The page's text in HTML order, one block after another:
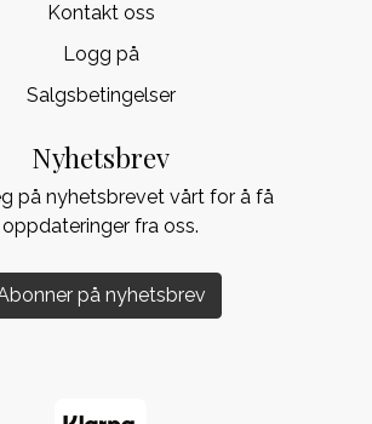
Kontakt oss
Logg på
Salgsbetingelser
Nyhetsbrev
på nyhetsbrevet vårt for å få
oppdateringer fra oss.
på nyhetsbrev